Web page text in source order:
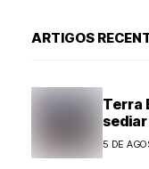
ARTIGOS
Terra
5 DE